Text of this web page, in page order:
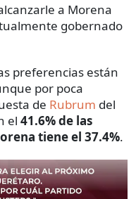
a Morena
gobernado
preferencias están
por poca
de Rubrum del
el 41.6% de las
tiene el 37.4%.